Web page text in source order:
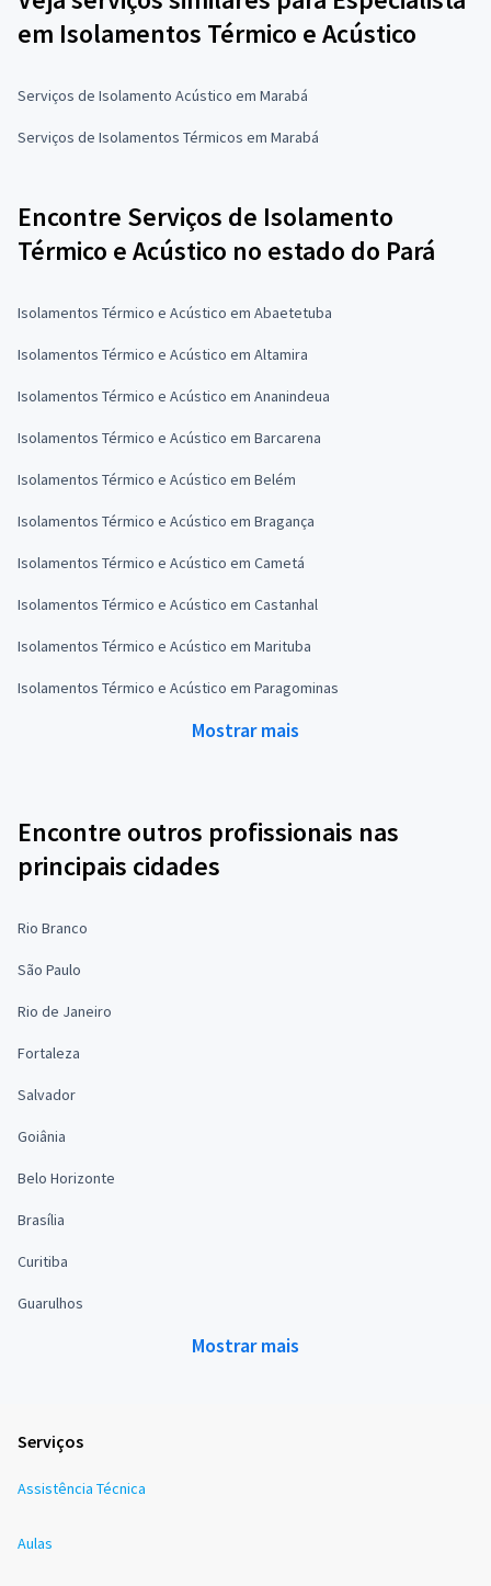
em Isolamentos Térmico e Acústico
Serviços de Isolamento Acústico em Marabá
Serviços de Isolamentos Térmicos em Marabá
Encontre Serviços de Isolamento
Térmico e Acústico no estado do Pará
Isolamentos Térmico e Acústico em Abaetetuba
Isolamentos Térmico e Acústico em Altamira
Isolamentos Térmico e Acústico em Ananindeua
Isolamentos Térmico e Acústico em Barcarena
Isolamentos Térmico e Acústico em Belém
Isolamentos Térmico e Acústico em Bragança
Isolamentos Térmico e Acústico em Cametá
Isolamentos Térmico e Acústico em Castanhal
Isolamentos Térmico e Acústico em Marituba
Isolamentos Térmico e Acústico em Paragominas
Mostrar mais
Encontre outros profissionais nas
principais cidades
Rio Branco
São Paulo
Rio de Janeiro
Fortaleza
Salvador
Goiânia
Belo Horizonte
Brasília
Curitiba
Guarulhos
Mostrar mais
Serviços
Assistência Técnica
Aulas